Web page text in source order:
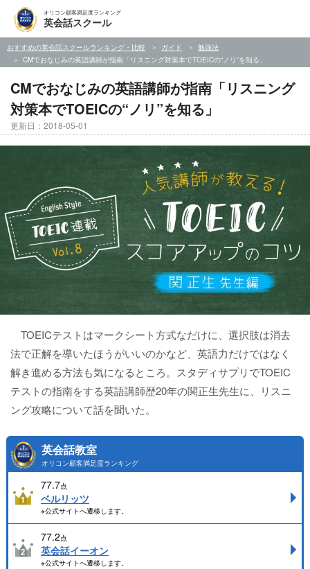
オリコン顧客満足度ランキング
英会話スクール
おすすめの英会話スクールランキング・比較 ガイド
勉強法
CMでおなじみの英語講師が指南「リスニング対策本でTOEICの“ノリ”を知る」
CMでおなじみの英語講師が指南「リスニング
対策本でTOEICの“ノリ”を知る」
更新日：2018-05-01
TOEICテストはマークシート方式なだけに、選択肢は消去
法で正解を導いたほうがいいのかなど、英語力だけではなく
解き進める方法も気になるところ。スタディサプリでTOEIC
テストの指南をする英語講師歴20年の関正生先生に、リスニ
ング攻略について話を聞いた。
英会話教室
オリコン顧客満足度ランキング
77.7点
ベルリッツ
※公式サイトへ遷移します。
77.2点
英会話イーオン
※公式サイトへ遷移します。